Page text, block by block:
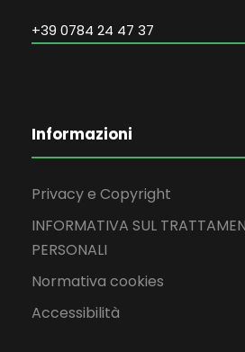
+39 0784 24 47 37
Informazioni
Privacy e Copyright
INFORMATIVA SUL
PERSONALI
Normativa cookies
Accessibilità